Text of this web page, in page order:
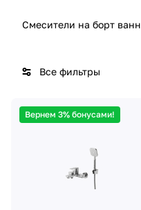
Смесители на борт
Все фильтры
Вернем 3% бонусами!